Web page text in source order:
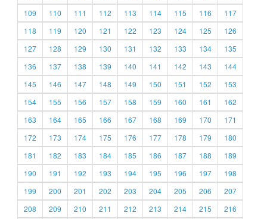
109
110 111 112 113 114 115 116
117
118
119 120 121 122 123 124 125
126
127
128 129 130 131 132 133 134
135
136
137 138 139 140 141 142 143
144
145
146 147 148 149 150 151 152
153
154
155 156 157 158 159 160 161
162
163
164 165 166 167 168 169 170
171
172
173 174 175 176 177 178 179
180
181
182 183 184 185 186 187 188
189
190
191 192 193 194 195 196 197
198
199
200 201 202 203 204 205 206
207
208
209 210 211 212 213 214 215
216